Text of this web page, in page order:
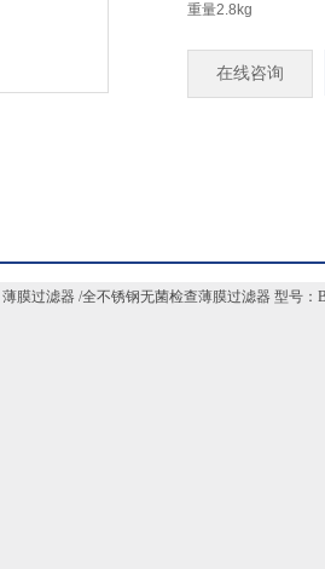
重量2.8kg
直径：50mm
在线咨询
膜过滤器 /全不锈钢无菌检查薄膜过滤器 型号：